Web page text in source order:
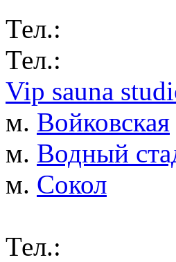
Тел.:
Тел.:
Vip sauna
м. Войковская
м. Водный
м. Сокол
Тел.: